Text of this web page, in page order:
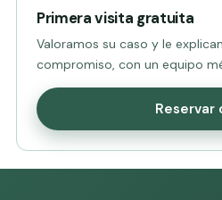
Primera visita gratuita
Valoramos su caso y le
compromiso, con un equipo
Reservar